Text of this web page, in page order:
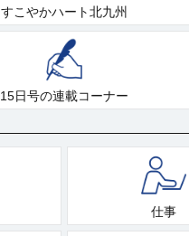
すこやかハート北九州
15日号の連載コーナー
仕事